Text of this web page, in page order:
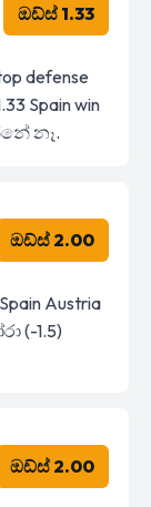
ඔඩ්ස් 1.33
defense
Spain win
නෑ.
ඔඩ්ස් 2.00
Austria
(-1.5)
ඔඩ්ස් 2.00